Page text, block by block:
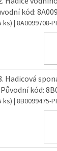
kód:
ks) | 8A0099708-
Hadicová
kód:
ks) | 8B0099475-